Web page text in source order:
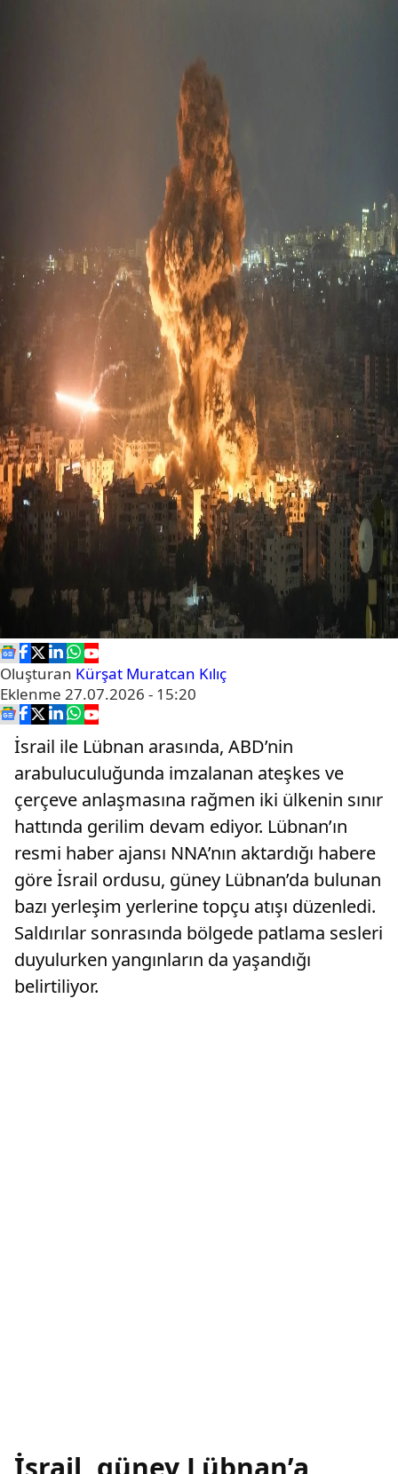
Oluşturan Kürşat Muratcan Kılıç
Eklenme 27.07.2026 - 15:20
İsrail ile Lübnan arasında, ABD’nin
arabuluculuğunda imzalanan ateşkes ve
çerçeve anlaşmasına rağmen iki ülkenin sınır
hattında gerilim devam ediyor. Lübnan’ın
resmi haber ajansı NNA’nın aktardığı habere
göre İsrail ordusu, güney Lübnan’da bulunan
bazı yerleşim yerlerine topçu atışı düzenledi.
Saldırılar sonrasında bölgede patlama sesleri
duyulurken yangınların da yaşandığı
belirtiliyor.